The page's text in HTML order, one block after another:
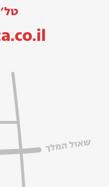
טל׳ 03-6950156